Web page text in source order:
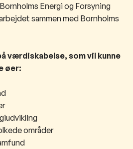
Energi og Forsyning
sammen med Bornholms
værdiskabelse, som vil kunne
øer:
områder